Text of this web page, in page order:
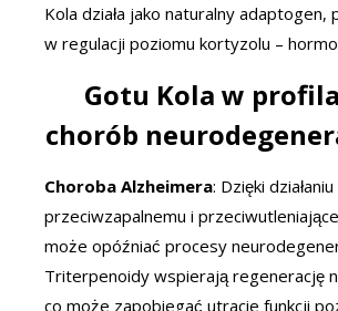
Kola działa jako naturalny adaptogen,
w regulacji poziomu kortyzolu –
Gotu Kola w
chorób
Choroba Alzheimera: Dzięki działaniu
przeciwzapalnemu i
może opóźniać procesy
Triterpenoidy wspierają regenerację
co może zapobiegać utracie funkcji